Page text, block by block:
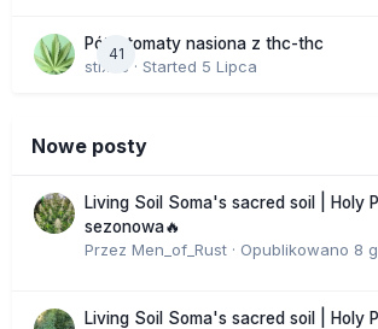
41
Półautomaty nasiona z thc-thc
stix33 · Started 5 Lipca
Nowe posty
Living Soil Soma's sacred soil | Holy
sezonowa🔥
Przez Men_of_Rust · Opublikowano 8
Living Soil Soma's sacred soil | Holy